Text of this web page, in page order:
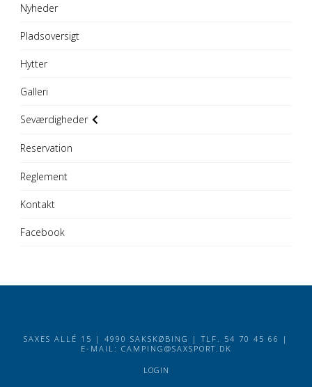
Nyheder
Pladsoversigt
Hytter
Galleri
Seværdigheder
Reservation
Reglement
Kontakt
Facebook
SAXES ALLÉ 15 | 4990 SAKSKØBING | TLF. 54 70 45 66 |
E-MAIL: CAMPING@SAXSPORT.DK
LOGIN